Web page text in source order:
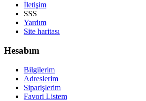
İletişim
SSS
Yardım
Site haritası
Hesabım
Bilgilerim
Adreslerim
Siparişlerim
Favori Listem